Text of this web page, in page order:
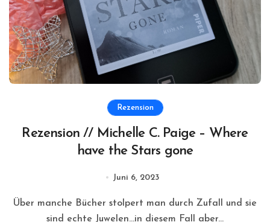
Rezension
Rezension // Michelle C. Paige – Where
have the Stars gone
Juni 6, 2023
Über manche Bücher stolpert man durch Zufall und sie
sind echte Juwelen…in diesem Fall aber...